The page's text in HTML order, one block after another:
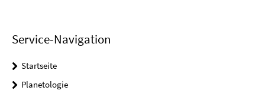
Service-Navigation
Startseite
Planetologie